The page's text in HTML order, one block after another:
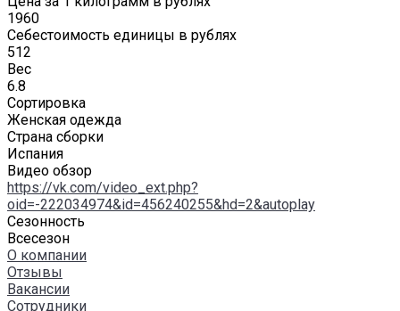
1960
Себестоимость единицы в рублях
512
Вес
6.8
Сортировка
Женская одежда
Страна сборки
Испания
Видео обзор
https://vk.com/video_ext.php?
oid=-222034974&id=456240255&hd=2&autoplay
Сезонность
Всесезон
О компании
Отзывы
Вакансии
Сотрудники